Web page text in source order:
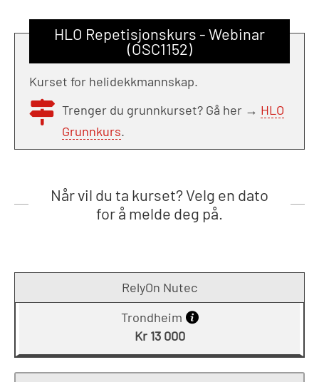
HLO Repetisjonskurs - Webinar
(OSC1152)
Kurset for helidekkmannskap.
Trenger du grunnkurset? Gå her → HLO
Grunnkurs.
Når vil du ta kurset? Velg en dato
for å melde deg på.
RelyOn Nutec
Trondheim
Kr 13 000